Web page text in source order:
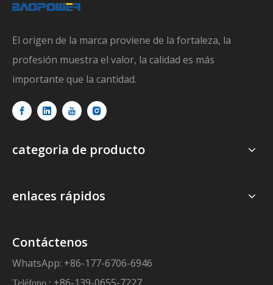
El origen de la marca proviene de la fortaleza, la
profesión muestra el valor, la calidad es más
importante que la cantidad.
categoria de producto
enlaces rápidos
Contáctenos
WhatsApp: +86-177-6706-6946
Teléfono :